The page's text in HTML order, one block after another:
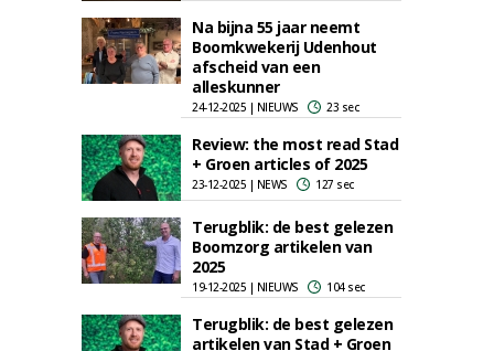
Na bijna 55 jaar neemt
Boomkwekerij Udenhout
afscheid van een
alleskunner
24-12-2025 | NIEUWS 23 sec
Review: the most read Stad
+ Groen articles of 2025
23-12-2025 | NEWS 127 sec
Terugblik: de best gelezen
Boomzorg artikelen van
2025
19-12-2025 | NIEUWS 104 sec
Terugblik: de best gelezen
artikelen van Stad + Groen